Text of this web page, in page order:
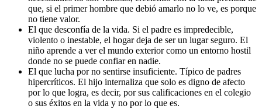
que, si el primer hombre que debió amarlo no lo ve, es porque
no tiene valor.
El que desconfía de la vida. Si el padre es impredecible,
violento o inestable, el hogar deja de ser un lugar seguro. El
niño aprende a ver el mundo exterior como un entorno hostil
donde no se puede confiar en nadie.
El que lucha por no sentirse insuficiente. Típico de padres
hipercríticos. El hijo internaliza que solo es digno de afecto
por lo que logra, es decir, por sus calificaciones en el colegio
o sus éxitos en la vida y no por lo que es.